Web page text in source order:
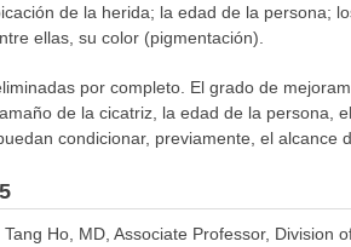
de la herida; la edad de la persona;
ellas, su color (pigmentación).
por completo. El grado de
de la cicatriz, la edad de la persona,
condicionar, previamente, el alcance
Ho, MD, Associate Professor, Division